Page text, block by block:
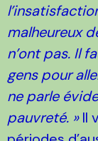
malheureux
n’ont pas. Il
gens pour
ne parle
pauvreté. »Il